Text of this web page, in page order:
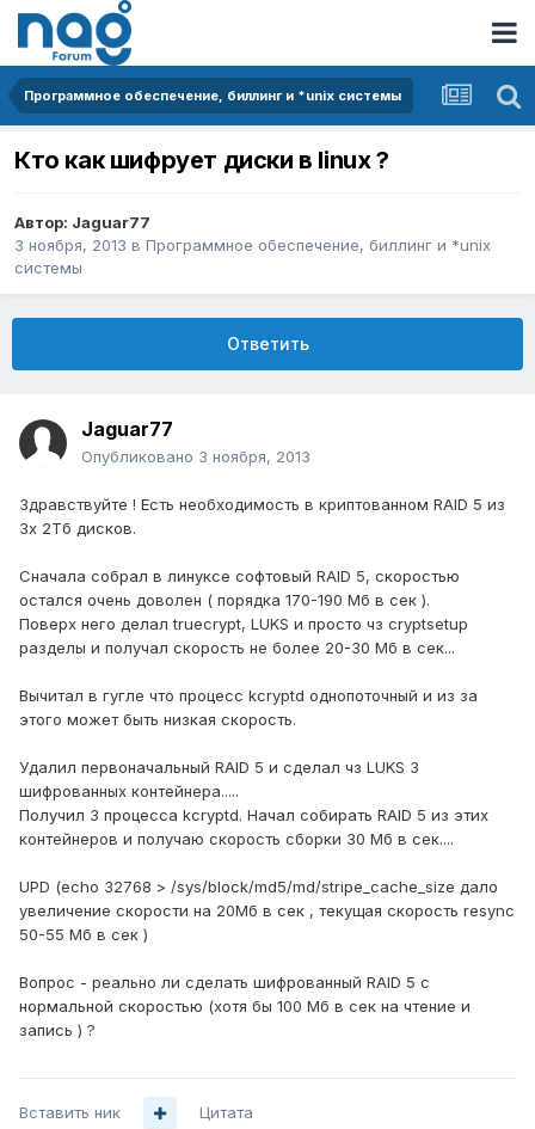
Программное обеспечение, биллинг и *unix системы
Кто как шифрует диски в linux ?
Автор: Jaguar77
3 ноября, 2013 в Программное обеспечение, биллинг и *unix
системы
Ответить
Jaguar77
Опубликовано 3 ноября, 2013
Здравствуйте ! Есть необходимость в криптованном RAID 5 из
3х 2Тб дисков.
Сначала собрал в линуксе софтовый RAID 5, скоростью
остался очень доволен ( порядка 170-190 Мб в сек ).
Поверх него делал truecrypt, LUKS и просто чз cryptsetup
разделы и получал скорость не более 20-30 Мб в сек...
Вычитал в гугле что процесс kcryptd однопоточный и из за
этого может быть низкая скорость.
Удалил первоначальный RAID 5 и сделал чз LUKS 3
шифрованных контейнера.....
Получил 3 процесса kcryptd. Начал собирать RAID 5 из этих
контейнеров и получаю скорость сборки 30 Мб в сек....
UPD (echo 32768 > /sys/block/md5/md/stripe_cache_size дало
увеличение скорости на 20Мб в сек , текущая скорость resync
50-55 Мб в сек )
Вопрос - реально ли сделать шифрованный RAID 5 с
нормальной скоростью (хотя бы 100 Мб в сек на чтение и
запись ) ?
Вставить ник Цитата